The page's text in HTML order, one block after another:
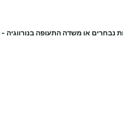
נבחרים או משדה התעופה בנורווגיה -